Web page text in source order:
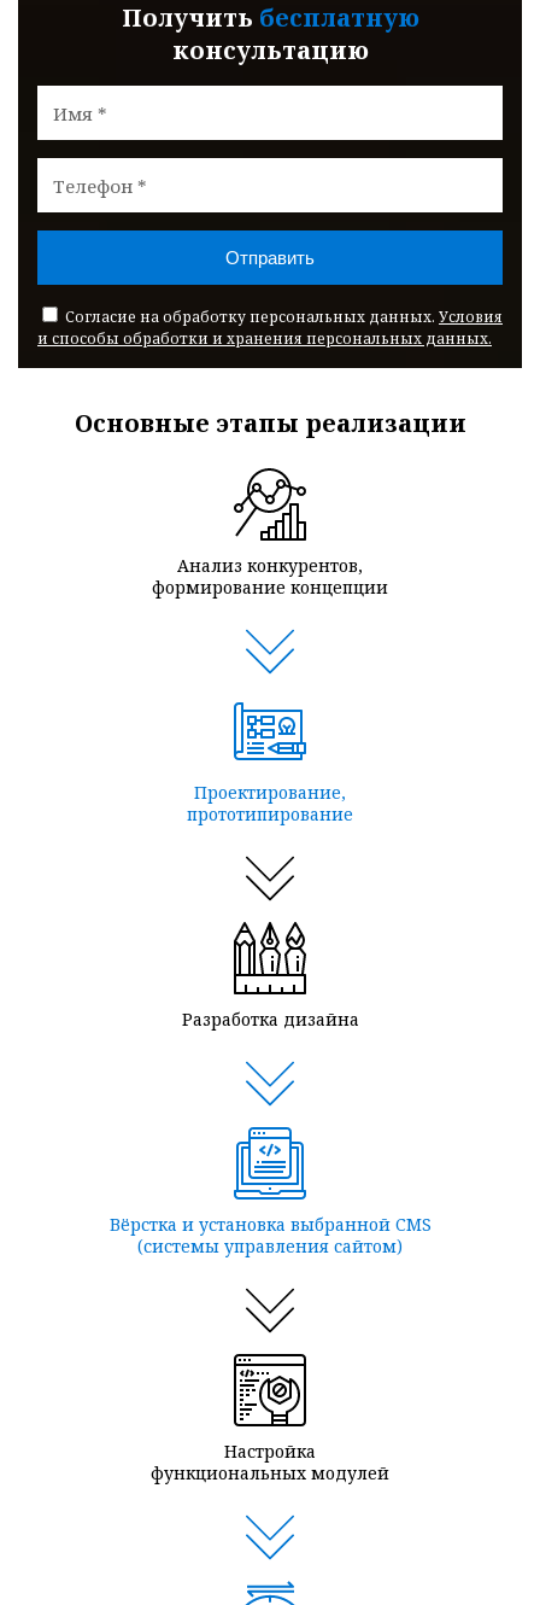
Получить бесплатную
консультацию
Согласие на обработку персональных данных. Условия
и способы обработки и хранения персональных данных.
Основные этапы реализации
Анализ конкурентов,
формирование концепции
Проектирование,
прототипирование
Разработка дизайна
Настройка
функциональных модулей
Вёрстка и установка выбранной CMS
(системы управления сайтом)